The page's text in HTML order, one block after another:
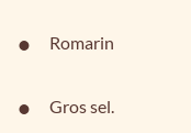
Romarin
Gros sel.